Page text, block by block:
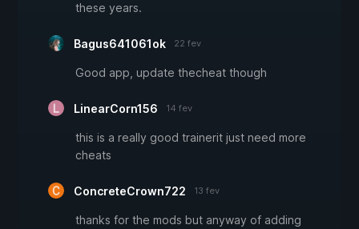
these years.
Bagus641061ok 22 fev
Good app, update thecheat though
LinearCorn156 14 fev
this is a really good trainerit just need more
cheats
ConcreteCrown722 13 fev
thanks for the mods but anyway of adding